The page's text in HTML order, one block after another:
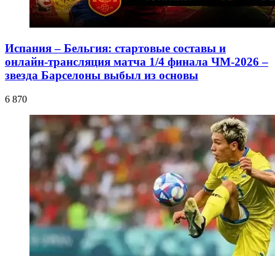
Испания – Бельгия: стартовые составы и
онлайн-трансляция матча 1/4 финала ЧМ-2026 –
звезда Барселоны выбыл из основы
6 870